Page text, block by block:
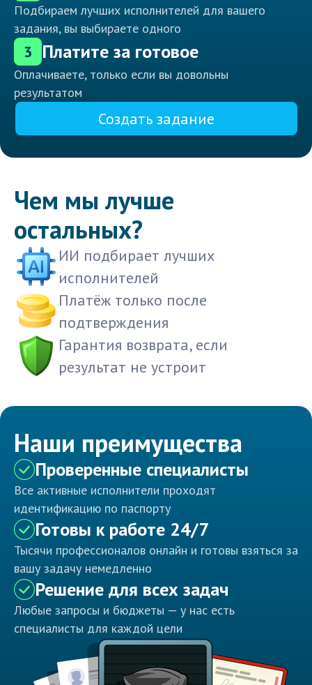
Подбираем лучших исполнителей для вашего
задания, вы выбираете одного
3 Платите за готовое
Оплачиваете, только если вы довольны
результатом
Создать задание
Чем мы лучше
остальных?
ИИ подбирает лучших
исполнителей
Платёж только после
подтверждения
Гарантия возврата, если
результат не устроит
Наши преимущества
Проверенные специалисты
Все активные исполнители проходят
идентификацию по паспорту
Готовы к работе 24/7
Тысячи профессионалов онлайн и готовы взяться за
вашу задачу немедленно
Решение для всех задач
Любые запросы и бюджеты — у нас есть
специалисты для каждой цели